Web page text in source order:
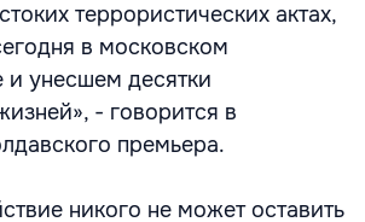
террористических актах,
в московском
и унесшем десятки
- говорится в
премьера.
никого не может оставить